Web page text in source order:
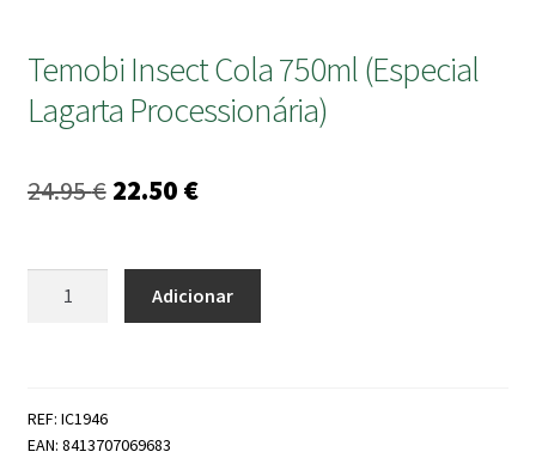
Temobi Insect Cola 750ml (Especial
Lagarta Processionária)
24.95€ O
original
era:
22.50 €O
atual
é:
750ml
Adicionar
REF: IC1946
EAN: 8413707069683